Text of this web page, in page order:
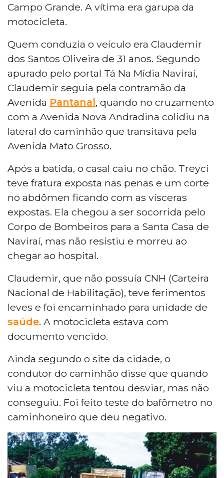
Campo Grande. A vítima era garupa da
motocicleta.
Quem conduzia o veículo era Claudemir
dos Santos Oliveira de 31 anos. Segundo
apurado pelo portal Tá Na Mídia Naviraí,
Claudemir seguia pela contramão da
Avenida Pantanal, quando no cruzamento
com a Avenida Nova Andradina colidiu na
lateral do caminhão que transitava pela
Avenida Mato Grosso.
Após a batida, o casal caiu no chão. Treyci
teve fratura exposta nas penas e um corte
no abdômen ficando com as vísceras
expostas. Ela chegou a ser socorrida pelo
Corpo de Bombeiros para a Santa Casa de
Naviraí, mas não resistiu e morreu ao
chegar ao hospital.
Claudemir, que não possuía CNH (Carteira
Nacional de Habilitação), teve ferimentos
leves e foi encaminhado para unidade de
saúde. A motocicleta estava com
documento vencido.
Ainda segundo o site da cidade, o
condutor do caminhão disse que quando
viu a motocicleta tentou desviar, mas não
conseguiu. Foi feito teste do bafômetro no
caminhoneiro que deu negativo.